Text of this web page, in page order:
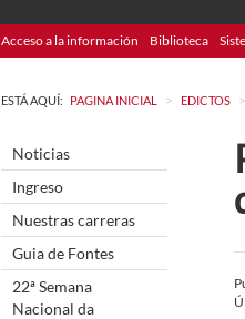
Acceso a la información Biblioteca
ESTÁ AQUÍ: PAGINA INICIAL > EDICTOS >
Noticias
Ingreso
Nuestras carreras
Guia de Fontes
22ª Semana
Nacional da